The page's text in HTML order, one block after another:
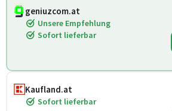
geniuzcom.at
Unsere Empfehlung
Sofort lieferbar
Kaufland.at
Sofort lieferbar